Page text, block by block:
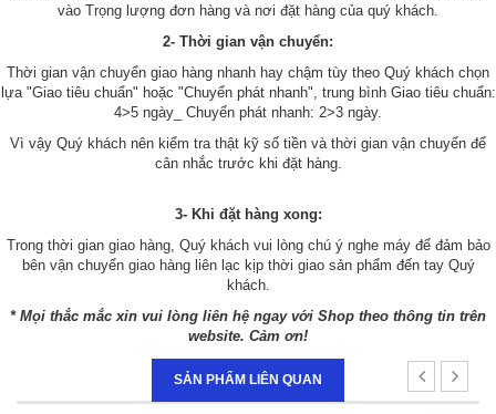
vào Trọng lượng đơn hàng và nơi đặt hàng của quý khách.
2- Thời gian vận chuyển:
Thời gian vận chuyển giao hàng nhanh hay chậm tùy theo Quý khách chọn
lựa "Giao tiêu chuẩn" hoặc "Chuyển phát nhanh", trung bình Giao tiêu chuẩn:
4>5 ngày_ Chuyển phát nhanh: 2>3 ngày.
Vì vậy Quý khách nên kiểm tra thật kỹ số tiền và thời gian vận chuyển để
cân nhắc trước khi đặt hàng.
3- Khi đặt hàng xong:
Trong thời gian giao hàng, Quý khách vui lòng chú ý nghe máy để đảm bảo
bên vận chuyển giao hàng liên lạc kịp thời giao sản phẩm đến tay Quý
khách.
* Mọi thắc mắc xin vui lòng liên hệ ngay với Shop theo thông tin trên
website. Cảm ơn!
SẢN PHẨM LIÊN QUAN